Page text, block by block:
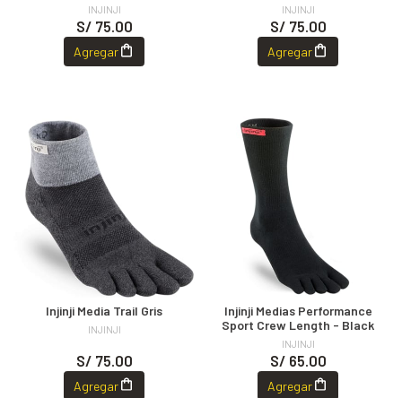
INJINJI
S/ 75.00
Agregar
INJINJI
S/ 75.00
Agregar
Injinji Media Trail Gris
INJINJI
S/ 75.00
Agregar
Injinji Medias Performance
Sport Crew Length - Black
INJINJI
S/ 65.00
Agregar